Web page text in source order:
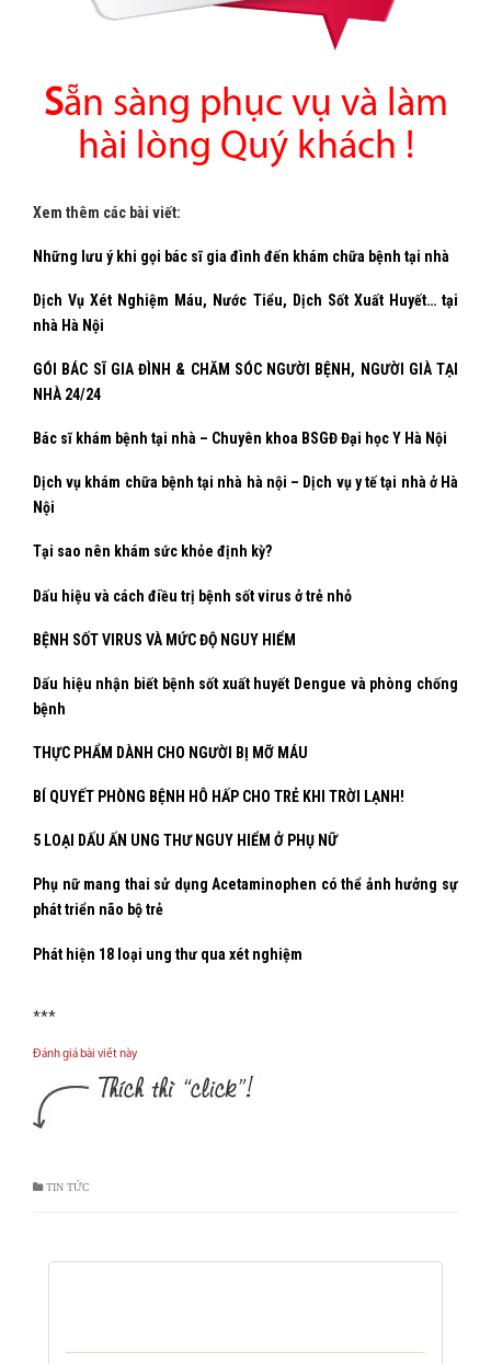
Sẵn sàng phục vụ và làm
hài lòng Quý khách !
Xem thêm các bài viết:
Những lưu ý khi gọi bác sĩ gia đình đến khám chữa bệnh tại nhà
Dịch Vụ Xét Nghiệm Máu, Nước Tiểu, Dịch Sốt Xuất Huyết… tại
nhà Hà Nội
GÓI BÁC SĨ GIA ĐÌNH & CHĂM SÓC NGƯỜI BỆNH, NGƯỜI GIÀ TẠI
NHÀ 24/24
Bác sĩ khám bệnh tại nhà – Chuyên khoa BSGĐ Đại học Y Hà Nội
Dịch vụ khám chữa bệnh tại nhà hà nội – Dịch vụ y tế tại nhà ở Hà
Nội
Tại sao nên khám sức khỏe định kỳ?
Dấu hiệu và cách điều trị bệnh sốt virus ở trẻ nhỏ
BỆNH SỐT VIRUS VÀ MỨC ĐỘ NGUY HIỂM
Dấu hiệu nhận biết bệnh sốt xuất huyết Dengue và phòng chống
bệnh
THỰC PHẨM DÀNH CHO NGƯỜI BỊ MỠ MÁU
BÍ QUYẾT PHÒNG BỆNH HÔ HẤP CHO TRẺ KHI TRỜI LẠNH!
5 LOẠI DẤU ẤN UNG THƯ NGUY HIỂM Ở PHỤ NỮ
Phụ nữ mang thai sử dụng Acetaminophen có thể ảnh hưởng sự
phát triển não bộ trẻ
Phát hiện 18 loại ung thư qua xét nghiệm
***
Đánh giá bài viết này
TIN TỨC